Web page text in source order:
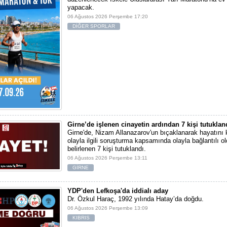
yapacak.
06 Ağustos 2026 Perşembe 17:20
DİĞER SPORLAR
Girne’de işlenen cinayetin ardından 7 kişi
Girne'de, Nizam Allanazarov'un bıçaklanarak hayatını
olayla ilgili soruşturma kapsamında olayla bağlantılı
belirlenen 7 kişi tutuklandı.
06 Ağustos 2026 Perşembe 13:11
GİRNE
YDP'den Lefkoşa'da iddialı aday
Dr. Özkul Haraç, 1992 yılında Hatay’da doğdu.
06 Ağustos 2026 Perşembe 13:09
KIBRIS